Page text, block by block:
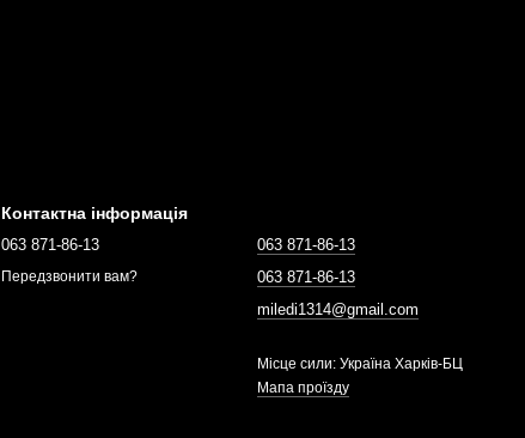
Контактна інформація
063 871-86-13
Передзвонити вам?
063 871-86-13
063 871-86-13
miledi1314@gmail.com
Місце сили: Україна Харків-БЦ
Мапа проїзду